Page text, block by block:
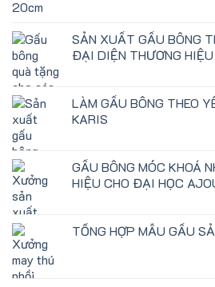
SẢN XUẤT GẤU BÔNG
ĐẠI DIỆN THƯƠNG HIỆU
LÀM GẤU BÔNG THEO
KARIS
GẤU BÔNG MÓC KHOÁ
HIỆU CHO ĐẠI HỌC
TỔNG HỢP MẪU GẤU